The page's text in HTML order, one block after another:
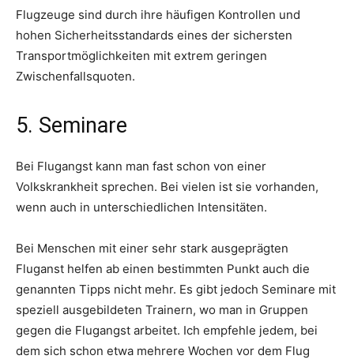
Flugzeuge sind durch ihre häufigen Kontrollen und
hohen Sicherheitsstandards eines der sichersten
Transportmöglichkeiten mit extrem geringen
Zwischenfallsquoten.
5. Seminare
Bei Flugangst kann man fast schon von einer
Volkskrankheit sprechen. Bei vielen ist sie vorhanden,
wenn auch in unterschiedlichen Intensitäten.
Bei Menschen mit einer sehr stark ausgeprägten
Fluganst helfen ab einen bestimmten Punkt auch die
genannten Tipps nicht mehr. Es gibt jedoch Seminare mit
speziell ausgebildeten Trainern, wo man in Gruppen
gegen die Flugangst arbeitet. Ich empfehle jedem, bei
dem sich schon etwa mehrere Wochen vor dem Flug